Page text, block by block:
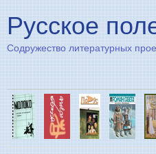
Русское
Содружество литературных